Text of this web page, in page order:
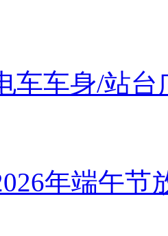
车车身/站
年端午节